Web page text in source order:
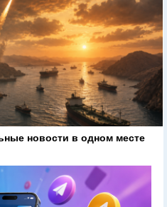
новости в одном месте